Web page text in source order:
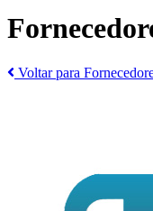
Voltar para